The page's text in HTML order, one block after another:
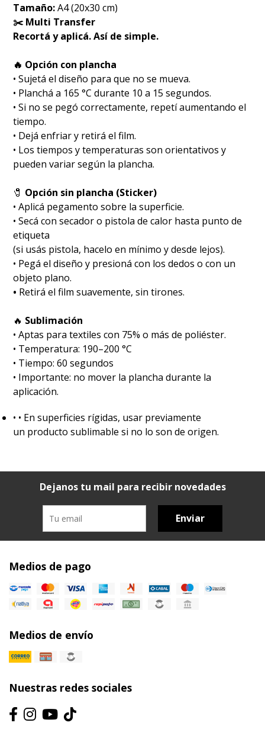
Tamaño:A4 (20x30 cm)
✂️ Multi Transfer
Recortá y aplicá. Así de simple.
🔥 Opción con plancha
• Sujetá el diseño para que no se mueva.
• Planchá a 165 °C durante 10 a 15 segundos.
• Si no se pegó correctamente, repetí aumentando el
tiempo.
• Dejá enfriar y retirá el film.
• Los tiempos y temperaturas son orientativos y
pueden variar según la plancha.
🧷 Opción sin plancha (Sticker)
• Aplicá pegamento sobre la superficie.
• Secá con secador o pistola de calor hasta punto de
etiqueta
(si usás pistola, hacelo en mínimo y desde lejos).
• Pegá el diseño y presioná con los dedos o con un
objeto plano.
• Retirá el film suavemente, sin tirones.
🔥 Sublimación
•⁠ ⁠Aptas para textiles con 75% o más de poliéster.
•⁠ ⁠Temperatura: 190–200 °C
•⁠ ⁠Tiempo: 60 segundos
•⁠ ⁠Importante: no mover la plancha durante la
aplicación.
•⁠ ⁠• En superficies rígidas, usar previamente
un producto sublimable si no lo son de origen.
Dejanos tu mail para recibir novedades
Enviar
Medios de pago
Medios de envío
Nuestras redes sociales